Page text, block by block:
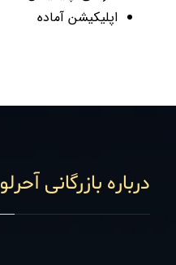
اپلیکیشن آماده
درباره بازرگانی آحرلو